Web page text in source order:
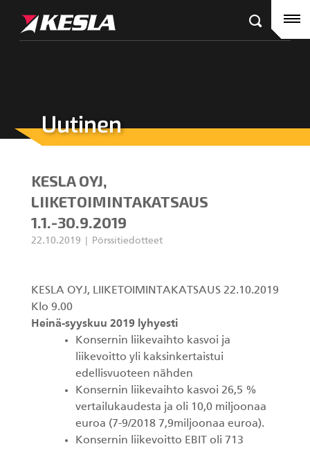
Etusivu
Puutavaranosturit
Harvesterikourat
Metsäkonenosturit
Kuormaimet
Perävaunut
KESLA-jälleenmyyjät
Ura Keslalla
Tehtaan yhteystiedot
KESLA Defence
Uutinen
KESLA OYJ,
LIIKETOIMINTAKATSAUS
1.1.-30.9.2019
22.10.2019 Pörssitiedotteet
KESLA OYJ, LIIKETOIMINTAKATSAUS 22.10.2019
Klo 9.00
Heinä-syyskuu 2019 lyhyesti
Konsernin liikevaihto kasvoi ja
liikevoitto yli kaksinkertaistui
edellisvuoteen nähden
Konsernin liikevaihto kasvoi 26,5 %
vertailukaudesta ja oli 10,0 miljoonaa
euroa (7-9/2018 7,9miljoonaa euroa).
Konsernin liikevoitto EBIT oli 713